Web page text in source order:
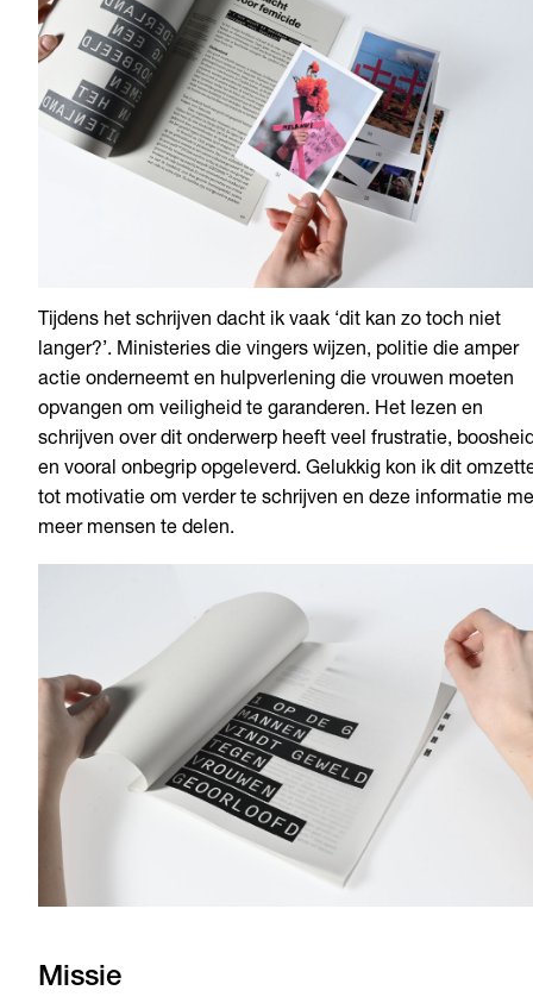
Tijdens het schrijven dacht ik vaak ‘dit kan zo toch niet
langer?’. Ministeries die vingers wijzen, politie die amper
actie onderneemt en hulpverlening die vrouwen moeten
opvangen om veiligheid te garanderen. Het lezen en
schrijven over dit onderwerp heeft veel frustratie,
en vooral onbegrip opgeleverd. Gelukkig kon ik dit
tot motivatie om verder te schrijven en deze informatie
meer mensen te delen.
Missie